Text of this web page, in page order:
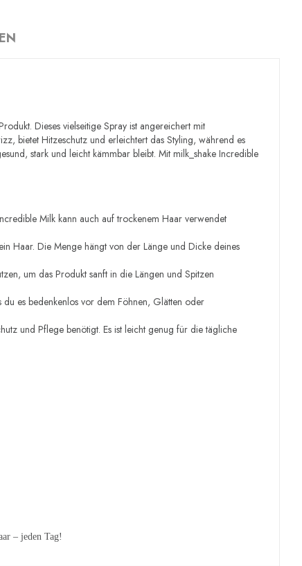
Dieses vielseitige Spray ist angereichert mit
bietet Hitzeschutz und erleichtert das Styling, während es
stark und leicht kämmbar bleibt. Mit milk_shake Incredible
Milk kann auch auf trockenem Haar verwendet
Haar. Die Menge hängt von der Länge und Dicke deines
um das Produkt sanft in die Längen und Spitzen
es bedenkenlos vor dem Föhnen, Glätten oder
und Pflege benötigt. Es ist leicht genug für die tägliche
– jeden Tag!